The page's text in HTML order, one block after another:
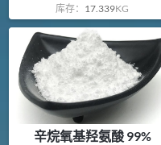
库存： 17.339KG
辛烷氧基羟氨酸 99%